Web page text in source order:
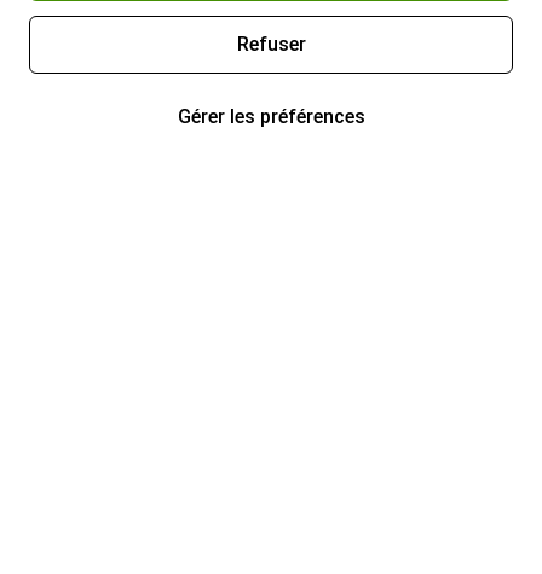
Refuser
Gérer les préférences